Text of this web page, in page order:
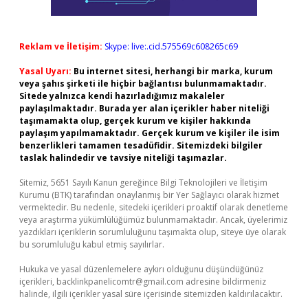
Reklam ve İletişim: Skype: live:.cid.575569c608265c69
Yasal Uyarı: Bu internet sitesi, herhangi bir marka, kurum
veya şahıs şirketi ile hiçbir bağlantısı bulunmamaktadır.
Sitede yalnızca kendi hazırladığımız makaleler
paylaşılmaktadır. Burada yer alan içerikler haber niteliği
taşımamakta olup, gerçek kurum ve kişiler hakkında
paylaşım yapılmamaktadır. Gerçek kurum ve kişiler ile isim
benzerlikleri tamamen tesadüfidir. Sitemizdeki bilgiler
taslak halindedir ve tavsiye niteliği taşımazlar.
Sitemiz, 5651 Sayılı Kanun gereğince Bilgi Teknolojileri ve İletişim
Kurumu (BTK) tarafından onaylanmış bir Yer Sağlayıcı olarak hizmet
vermektedir. Bu nedenle, sitedeki içerikleri proaktif olarak denetleme
veya araştırma yükümlülüğümüz bulunmamaktadır. Ancak, üyelerimiz
yazdıkları içeriklerin sorumluluğunu taşımakta olup, siteye üye olarak
bu sorumluluğu kabul etmiş sayılırlar.
Hukuka ve yasal düzenlemelere aykırı olduğunu düşündüğünüz
içerikleri, backlinkpanelicomtr@gmail.com adresine bildirmeniz
halinde, ilgili içerikler yasal süre içerisinde sitemizden kaldırılacaktır.